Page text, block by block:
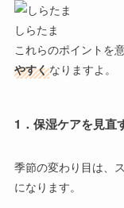
しらたま
これらのポイントを
やすくなりますよ。
1．保湿ケアを見直
季節の変わり目は、
になります。